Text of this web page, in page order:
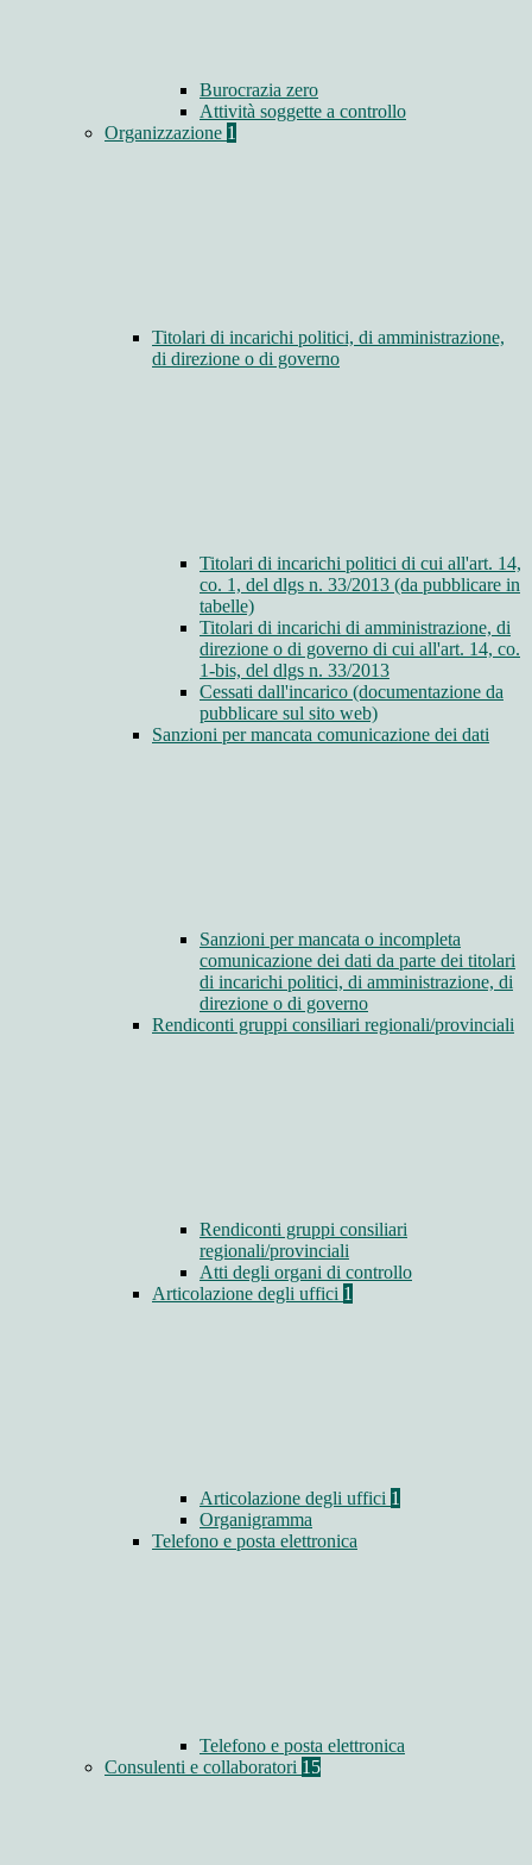
Burocrazia zero
Attività soggette a controllo
Organizzazione 1
Titolari di incarichi politici, di amministrazione,
di direzione o di governo
Titolari di incarichi politici di cui all'art. 14,
co. 1, del dlgs n. 33/2013 (da pubblicare in
tabelle)
Titolari di incarichi di amministrazione, di
direzione o di governo di cui all'art. 14, co.
1-bis, del dlgs n. 33/2013
Cessati dall'incarico (documentazione da
pubblicare sul sito web)
Sanzioni per mancata comunicazione dei dati
Sanzioni per mancata o incompleta
comunicazione dei dati da parte dei titolari
di incarichi politici, di amministrazione, di
direzione o di governo
Rendiconti gruppi consiliari regionali/provinciali
Rendiconti gruppi consiliari
regionali/provinciali
Atti degli organi di controllo
Articolazione degli uffici 1
Articolazione degli uffici 1
Organigramma
Telefono e posta elettronica
Telefono e posta elettronica
Consulenti e collaboratori 15